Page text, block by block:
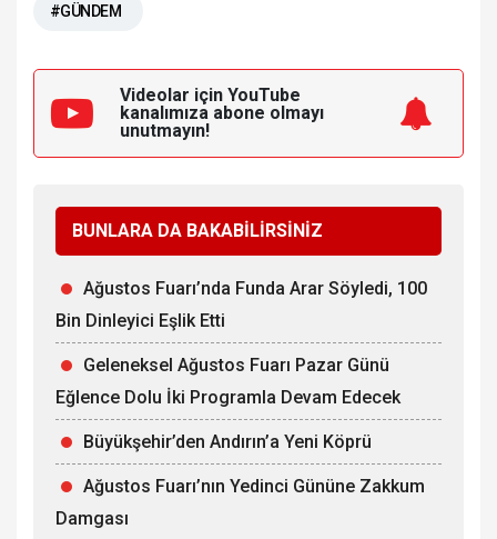
#GÜNDEM
Videolar için YouTube
kanalımıza abone olmayı
unutmayın!
BUNLARA DA BAKABİLİRSİNİZ
Ağustos Fuarı’nda Funda Arar Söyledi, 100
Bin Dinleyici Eşlik Etti
Geleneksel Ağustos Fuarı Pazar Günü
Eğlence Dolu İki Programla Devam Edecek
Büyükşehir’den Andırın’a Yeni Köprü
Ağustos Fuarı’nın Yedinci Gününe Zakkum
Damgası